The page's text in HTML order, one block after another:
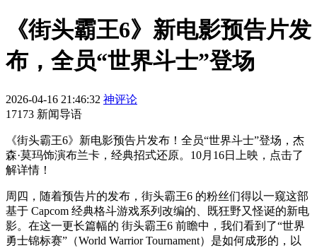
《街头霸王6》新电影预告片发
布，全员“世界斗士”登场
2026-04-16 21:46:32 神评论
17173 新闻导语
《街头霸王6》新电影预告片发布！全员“世界斗士”登场，杰
森·莫玛饰演布兰卡，经典招式还原。10月16日上映，点击了
解详情！
周四，随着预告片的发布，街头霸王6 的粉丝们得以一窥这部
基于 Capcom 经典格斗游戏系列改编的、既狂野又怪诞的新电
影。在这一更长篇幅的 街头霸王6 前瞻中，我们看到了“世界
勇士锦标赛”（World Warrior Tournament）是如何成形的，以